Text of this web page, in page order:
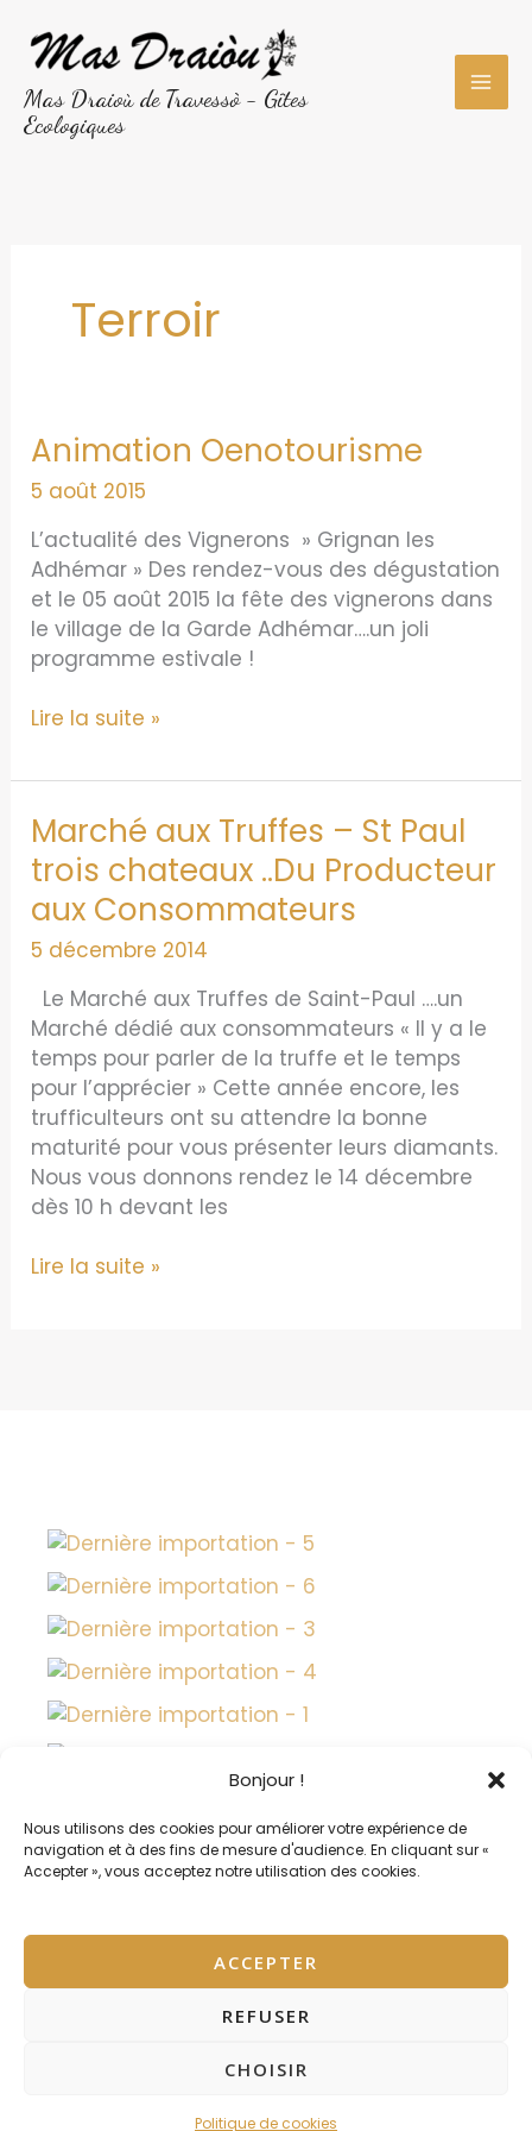
Bonjour !
Nous utilisons des cookies pour améliorer votre expérience de
navigation et à des fins de mesure d'audience. En cliquant sur «
Accepter », vous acceptez notre utilisation des cookies.
ACCEPTER
REFUSER
CHOISIR
Politique de cookies
contenu
Mas Draioù de Travessò - Gîtes
Ecologiques
Terroir
Animation Oenotourisme
5 août 2015
L’actualité des Vignerons » Grignan les
Adhémar » Des rendez-vous des dégustation
et le 05 août 2015 la fête des vignerons dans
le village de la Garde Adhémar….un joli
programme estivale !
Animation
Lire la suite »
Marché aux Truffes – St Paul
trois chateaux ..Du Producteur
aux Consommateurs
5 décembre 2014
Le Marché aux Truffes de Saint-Paul ….un
Marché dédié aux consommateurs « Il y a le
temps pour parler de la truffe et le temps
pour l’apprécier » Cette année encore, les
trufficulteurs ont su attendre la bonne
maturité pour vous présenter leurs diamants.
Nous vous donnons rendez le 14 décembre
dès 10 h devant les
Marché
Producteur
Consommateurs
Lire la suite »
Copyright © 2026 Mas Draioù de Travessò - Gîtes